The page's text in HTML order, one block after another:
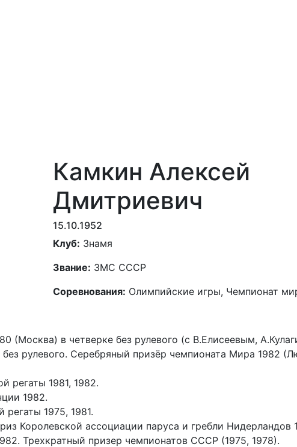
Камкин Алексей
Дмитриевич
15.10.1952
Клуб: Знамя
Звание: ЗМС СССР
Соревнования: Олимпийские игры, Чемпионат
(Москва) в четверке без рулевого (с В.Елисеевым,
рулевого. Серебряный призёр чемпионата Мира 1982
регаты 1981, 1982.
1982.
1975, 1981.
Королевской ассоциации паруса и гребли Нидерландов
Трехкратный призер чемпионатов СССР (1975, 1978).